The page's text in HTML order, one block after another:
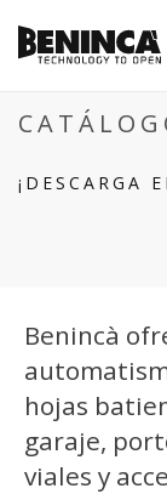
¡DESCARGA
Benincà
hojas
garaje,
viales y